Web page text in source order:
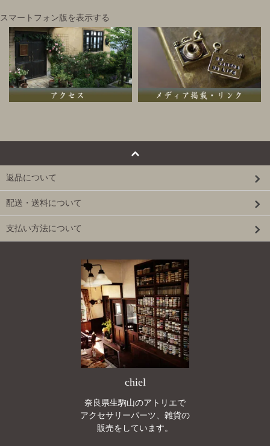
スマートフォン版を表示する
返品について
配送・送料について
支払い方法について
chiel
奈良県生駒山のアトリエで
アクセサリーパーツ、雑貨の
販売をしています。